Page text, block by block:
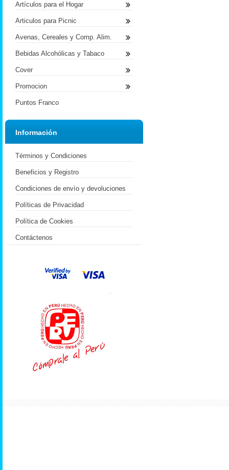
Artículos para el Hogar
Articulos para Picnic
Avenas, Cereales y Comp. Alim.
Bebidas Alcohólicas y Tabaco
Cover
Promocion
Puntos Franco
Información
Términos y Condiciones
Beneficios y Registro
Condiciones de envío y devoluciones
Políticas de Privacidad
Política de Cookies
Contáctenos
.